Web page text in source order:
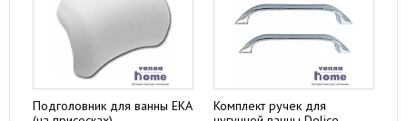
Подголовник для ванны EKA
Комплект ручек для